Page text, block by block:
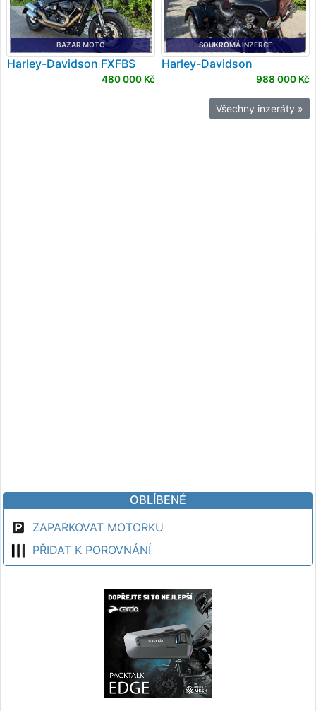
BAZAR MOTO
Harley-Davidson FXFBS
Softail Fat Bob 114cui480 000 Kč
SOUKROMÁ INZERCE
Harley-Davidson
FLHTCUTG Tri Glide Ultra
988 000 Kč
Všechny inzeráty »
OBLÍBENÉ
ZAPARKOVAT MOTORKU
PŘIDAT K POROVNÁNÍ